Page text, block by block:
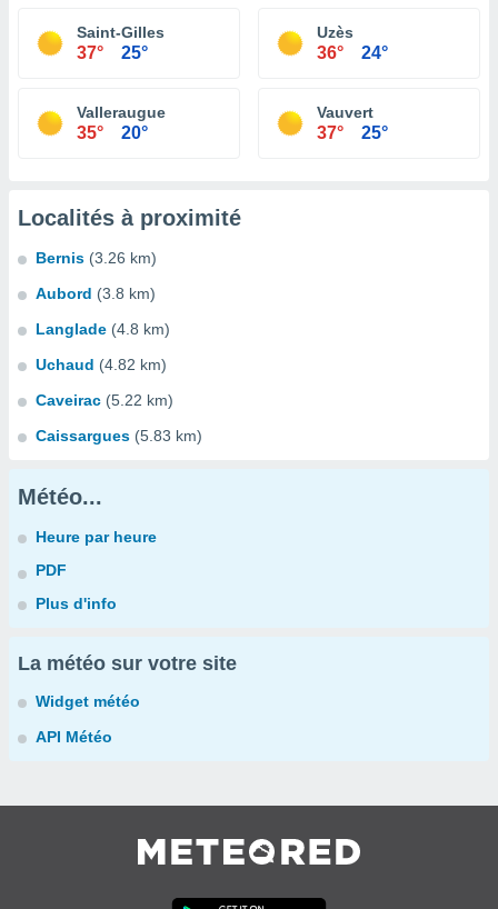
Saint-Gilles
37° 25°
Uzès
36° 24°
Valleraugue
35° 20°
Vauvert
37° 25°
Localités à proximité
Bernis (3.26 km)
Aubord (3.8 km)
Langlade (4.8 km)
Uchaud (4.82 km)
Caveirac (5.22 km)
Caissargues (5.83 km)
Météo...
Heure par heure
PDF
Plus d'info
La météo sur votre site
Widget météo
API Météo